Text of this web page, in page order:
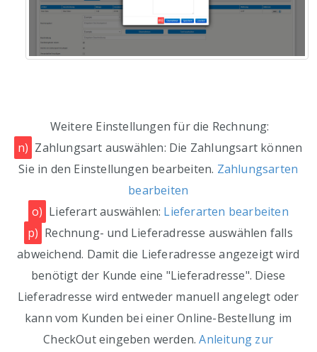
Weitere Einstellungen für die Rechnung:
n) Zahlungsart auswählen: Die Zahlungsart können
Sie in den Einstellungen bearbeiten. Zahlungsarten
bearbeiten
o) Lieferart auswählen: Lieferarten bearbeiten
p) Rechnung- und Lieferadresse auswählen falls
abweichend. Damit die Lieferadresse angezeigt wird
benötigt der Kunde eine "Lieferadresse". Diese
Lieferadresse wird entweder manuell angelegt oder
kann vom Kunden bei einer Online-Bestellung im
CheckOut eingeben werden.Anleitung zur